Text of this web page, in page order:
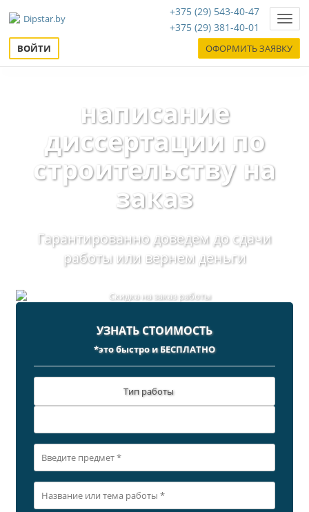
+375 (29) 543-40-47
+375 (29) 381-40-01
ВОЙТИ ОФОРМИТЬ ЗАЯВКУ
написание
диссертации по
строительству на
заказ
Гарантированно доведем до сдачи
работы или вернем деньги
УЗНАТЬ СТОИМОСТЬ
*это быстро и БЕСПЛАТНО
Тип работы